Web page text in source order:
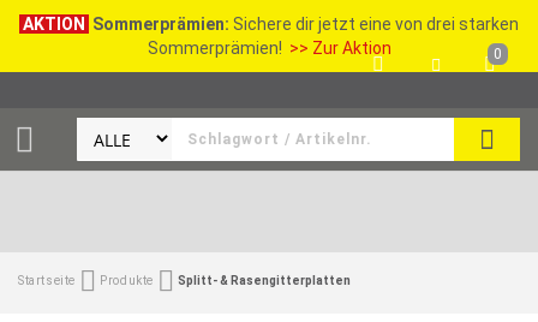
AKTION Sommerprämien: Sichere dir jetzt eine von drei starken
Sommerprämien! >> Zur Aktion 0
Startseite Produkte Splitt- & Rasengitterplatten